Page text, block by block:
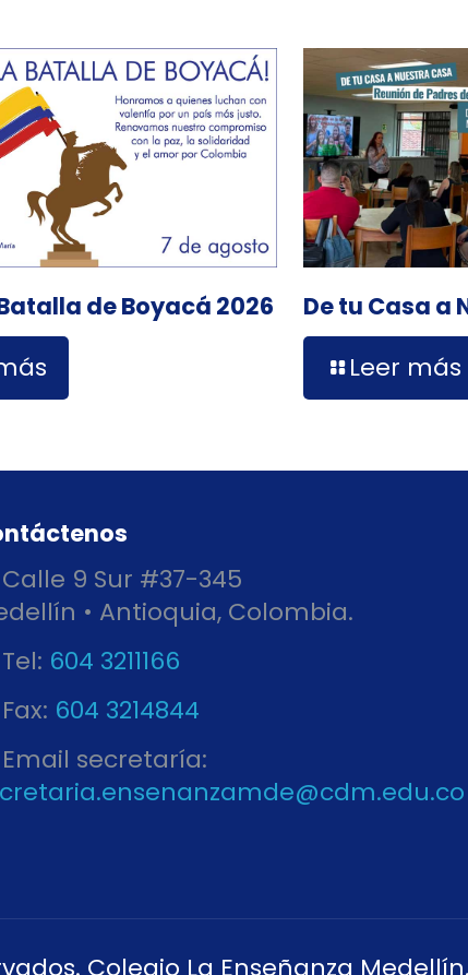
de Boyacá 2026 De tu Casa a
Leer más
Calle 9 Sur #37-345
• Antioquia, Colombia.
Tel: 604 3211166
604 3214844
secretaría:
Colegio La Enseñanza Medellín.